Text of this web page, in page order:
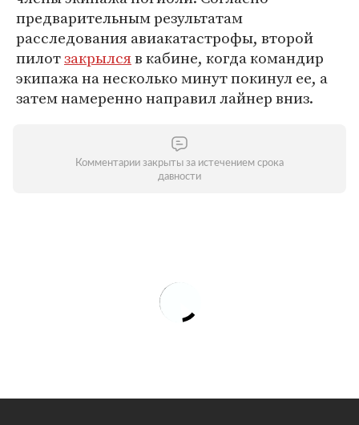
предварительным результатам
расследования авиакатастрофы, второй
пилотзакрылсяв кабине, когда командир
экипажа на несколько минут покинул ее, а
затем намеренно направил лайнер вниз.
Комментарии закрыты за истечением срока
давности